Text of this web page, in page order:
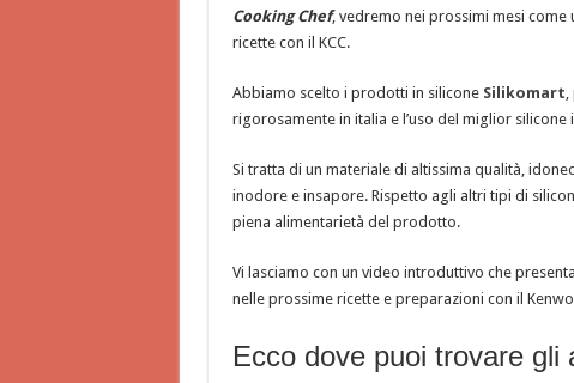
Cooking Chef, vedremo nei prossimi mesi
ricette con il KCC.
Abbiamo scelto i prodotti in silicone Silikomart
rigorosamente in italia e l’uso del miglior
Si tratta di un materiale di altissima qualità,
inodore e insapore. Rispetto agli altri tipi di
piena alimentarietà del prodotto.
Vi lasciamo con un video introduttivo che
nelle prossime ricette e preparazioni con il
Ecco dove puoi trovare gli